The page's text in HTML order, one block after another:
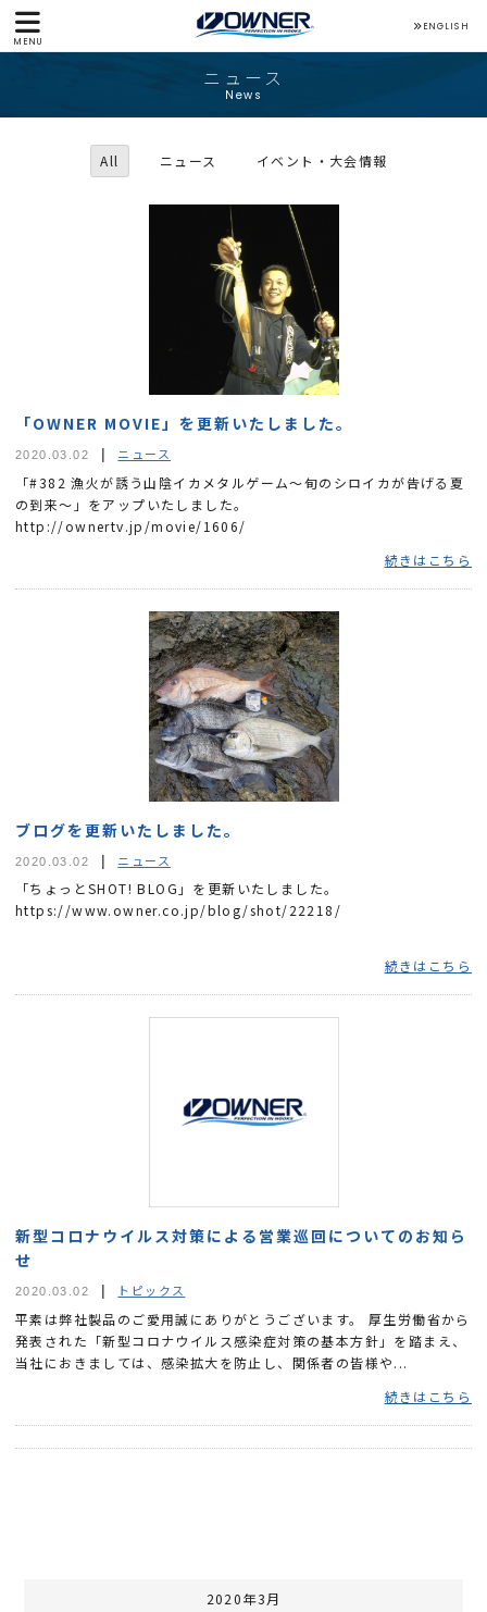
MENU
ENGLISH
ニュース
News
All ニュース イベント・大会情報
「OWNER MOVIE」を更新いたしました。
2020.03.02 ニュース
「#382 漁火が誘う山陰イカメタルゲーム～旬のシロイカが告げる夏
の到来～」をアップいたしました。
http://ownertv.jp/movie/1606/
続きはこちら
ブログを更新いたしました。
2020.03.02 ニュース
「ちょっとSHOT! BLOG」を更新いたしました。
https://www.owner.co.jp/blog/shot/22218/
続きはこちら
新型コロナウイルス対策による営業巡回についてのお知ら
せ
2020.03.02 トピックス
平素は弊社製品のご愛用誠にありがとうございます。 厚生労働省から
発表された「新型コロナウイルス感染症対策の基本方針」を踏まえ、
当社におきましては、感染拡大を防止し、関係者の皆様や...
続きはこちら
2020年3月